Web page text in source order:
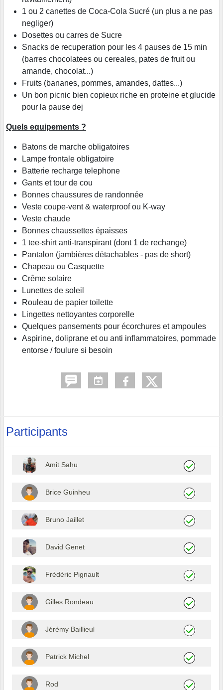
1 ou 2 canettes de Coca-Cola Sucré (un plus a ne pas
negliger)
Dosettes ou carres de Sucre
Snacks de recuperation pour les 4 pauses de 15 min
(barres chocolatees ou cereales, pates de fruit ou
amande, chocolat...)
Fruits (bananes, pommes, amandes, dattes...)
Un bon picnic bien copieux riche en proteine et glucide
pour la pause dej
Quels equipements ?
Batons de marche obligatoires
Lampe frontale obligatoire
Batterie recharge telephone
Gants et tour de cou
Bonnes chaussures de randonnée
Veste coupe-vent & waterproof ou K-way
Veste chaude
Bonnes chaussettes épaisses
1 tee-shirt anti-transpirant (dont 1 de rechange)
Pantalon (jambières détachables - pas de short)
Chapeau ou Casquette
Crême solaire
Lunettes de soleil
Rouleau de papier toilette
Lingettes nettoyantes corporelle
Quelques pansements pour écorchures et ampoules
Aspirine, doliprane et ou anti inflammatoires, pommade
entorse / foulure si besoin
Participants
Amit Sahu
Brice Guinheu
Bruno Jaillet
David Genet
Frédéric Pignault
Gilles Rondeau
Jérémy Baillieul
Patrick Michel
Rod